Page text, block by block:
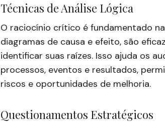
Técnicas de Análise Lógica
O raciocínio crítico é fundamentado
diagramas de causa e efeito, são
identificar suas raízes. Isso ajuda os
processos, eventos e resultados,
riscos e oportunidades de melhoria.
Questionamentos Estratégicos